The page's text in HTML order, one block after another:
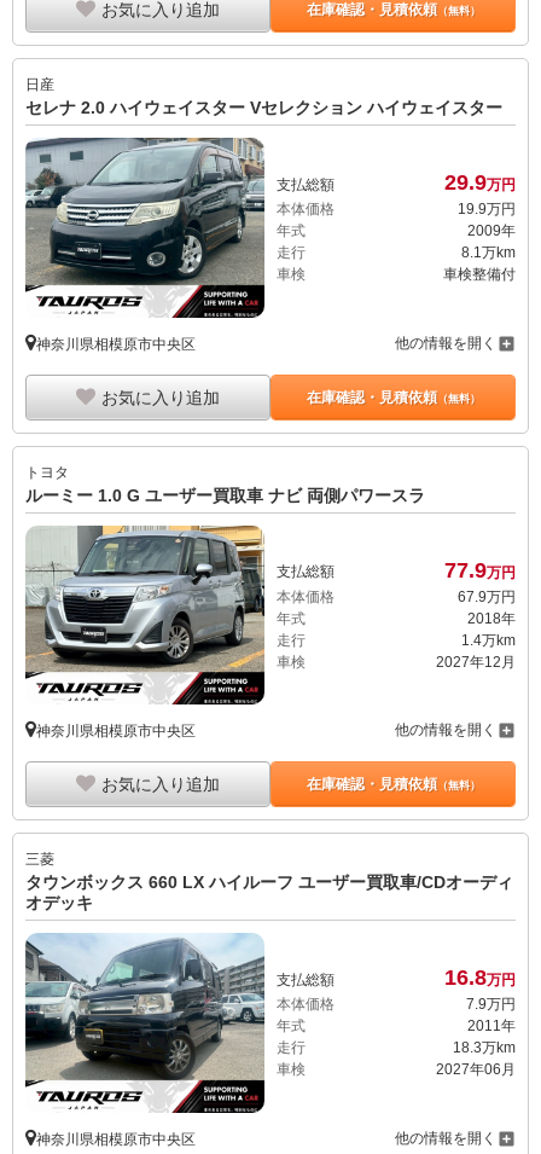
お気に入り追加 在庫確認・見積依頼（無料）
日産
セレナ 2.0 ハイウェイスター Vセレクション ハイウェイスター
支払総額 29.9万円
本体価格
19.9万円
年式
2009年
走行
8.1万km
車検
車検整備付
神奈川県相模原市中央区 他の情報を開く
お気に入り追加 在庫確認・見積依頼（無料）
トヨタ
ルーミー 1.0 G ユーザー買取車 ナビ 両側パワースラ
支払総額 77.9万円
本体価格
67. 9万円
年式
2018年
走行
1.4万km
車検
2027年12月
神奈川県相模原市中央区 他の情報を開く
お気に入り追加 在庫確認・見積依頼（無料）
三菱
タウンボックス 660 LX ハイルーフ ユーザー買取車/CDオーディ
オデッキ
支払総額 16.8万円
本体価格
7.9万円
年式
2011年
走行
18.3万km
車検
2027年06月
神奈川県相模原市中央区 他の情報を開く